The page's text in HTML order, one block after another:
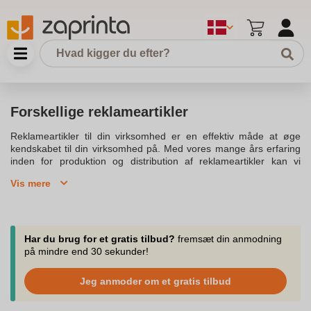
Forskellige reklameartikler
Reklameartikler til din virksomhed er en effektiv måde at øge
kendskabet til din virksomhed på. Med vores mange års erfaring
inden for produktion og distribution af reklameartikler kan vi
reklameartikler kan tilpasses med dit logo eller budskab, så du
kuglepenne, muleposer, krus, drikkedunke med logo, paraplyer
med logo og meget mere. Disse produkter er populære valg
blandt virksomheder, da de er praktiske og kan brande din
og merchandise med logo kan du med fordel bruge til at styrke dit
brand.Vores sortiment inkluderer også miljøvenlige
reklameartikler, som er et godt valg for virksomheder, der ønsker
Vis mere
Har du brug for et gratis tilbud? fremsæt din anmodning
på mindre end 30 sekunder!
Jeg anmoder om et gratis tilbud